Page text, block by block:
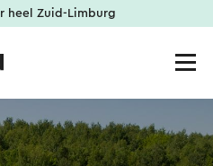
heel Zuid-Limburg